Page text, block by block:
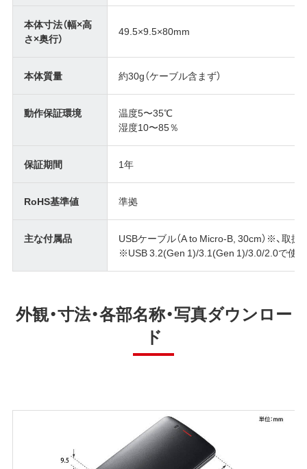
本体寸法（幅×高
さ×奥行）
49.5×9.5×80mm
本体質量 約30g（ケーブル含まず）
動作保証環境
温度5〜35℃
湿度10〜85％
保証期間 1年
RoHS基準値 準拠
主な付属品
USBケーブル（A to Micro-B, 30cm）※、取扱
※USB 3.2(Gen 1)/3.1(Gen 1)/3.0/2.0で使
外観・寸法・各部名称・写真ダウンロー
ド